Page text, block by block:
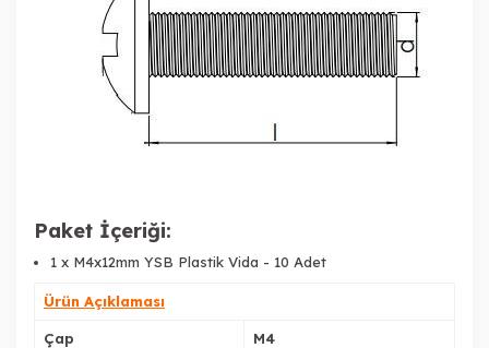
Paket İçeriği:
1 x M4x12mm YSB Plastik Vida - 10 Adet
Ürün Açıklaması
Çap M4